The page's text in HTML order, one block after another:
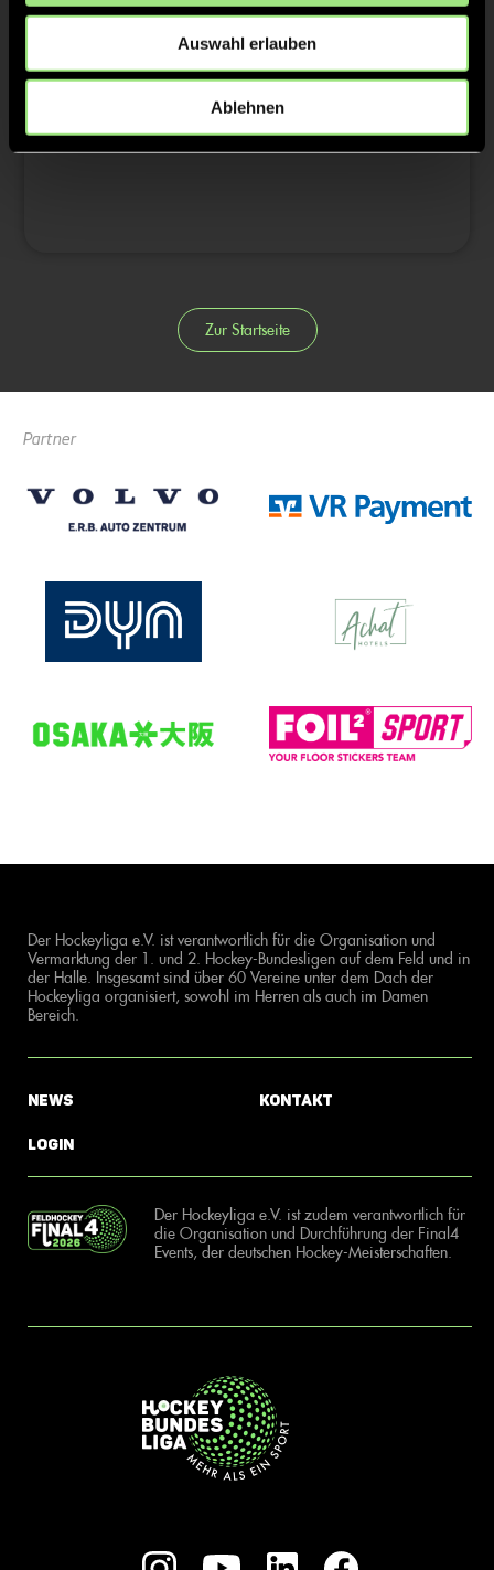
Auswahl erlauben
Ablehnen
2/4
3/4
4/4
Zur Startseite
Partner
Der Hockeyliga e.V. ist verantwortlich für die Organisation und
Vermarktung der 1. und 2. Hockey-Bundesligen auf dem Feld und in
der Halle. Insgesamt sind über 60 Vereine unter dem Dach der
Hockeyliga organisiert, sowohl im Herren als auch im Damen
Bereich.
News
Login
Kontakt
Der Hockeyliga e.V. ist zudem verantwortlich für
die Organisation und Durchführung der Final4
Events, der deutschen Hockey-Meisterschaften.